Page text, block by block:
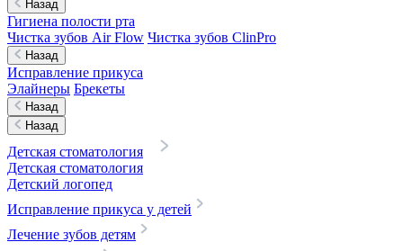
Назад
Гигиена полости рта
Чистка зубов Air Flow Чистка зубов ClinPro
Назад
Исправление прикуса
Элайнеры Брекеты
Назад
Назад
Детская стоматология
Детская стоматология
Детский логопед
Исправление прикуса у детей
Лечение зубов детям